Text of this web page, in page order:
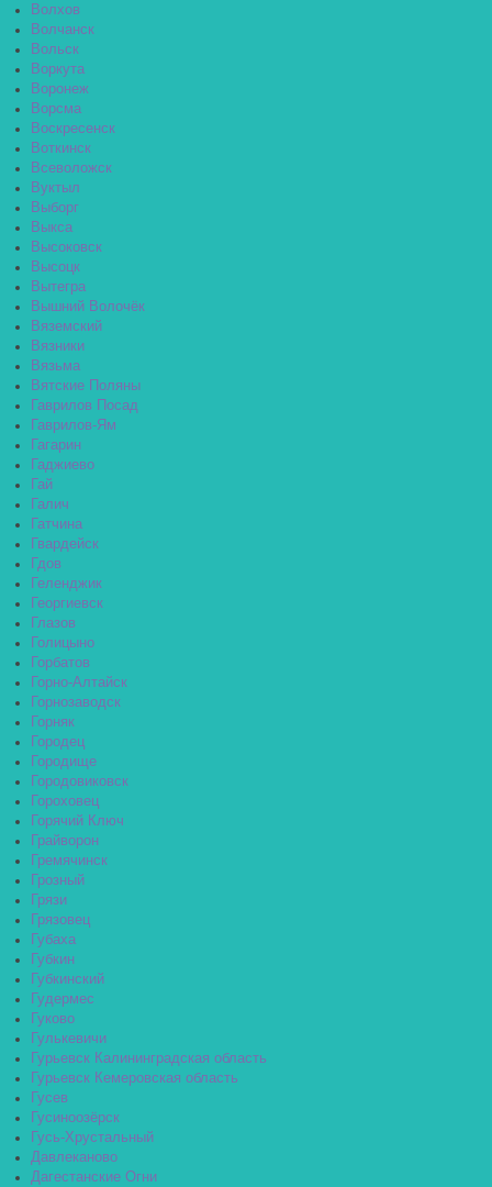
Волхов
Волчанск
Вольск
Воркута
Воронеж
Ворсма
Воскресенск
Воткинск
Всеволожск
Вуктыл
Выборг
Выкса
Высоковск
Высоцк
Вытегра
Вышний Волочёк
Вяземский
Вязники
Вязьма
Вятские Поляны
Гаврилов Посад
Гаврилов-Ям
Гагарин
Гаджиево
Гай
Галич
Гатчина
Гвардейск
Гдов
Геленджик
Георгиевск
Глазов
Голицыно
Горбатов
Горно-Алтайск
Горнозаводск
Горняк
Городец
Городище
Городовиковск
Гороховец
Горячий Ключ
Грайворон
Гремячинск
Грозный
Грязи
Грязовец
Губаха
Губкин
Губкинский
Гудермес
Гуково
Гулькевичи
Гурьевск Калининградская область
Гурьевск Кемеровская область
Гусев
Гусиноозёрск
Гусь-Хрустальный
Давлеканово
Дагестанские Огни